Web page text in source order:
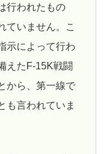
行われたもの
ていません。こ
示によって行わ
えたF-15K戦闘
から、第一線で
も言われていま